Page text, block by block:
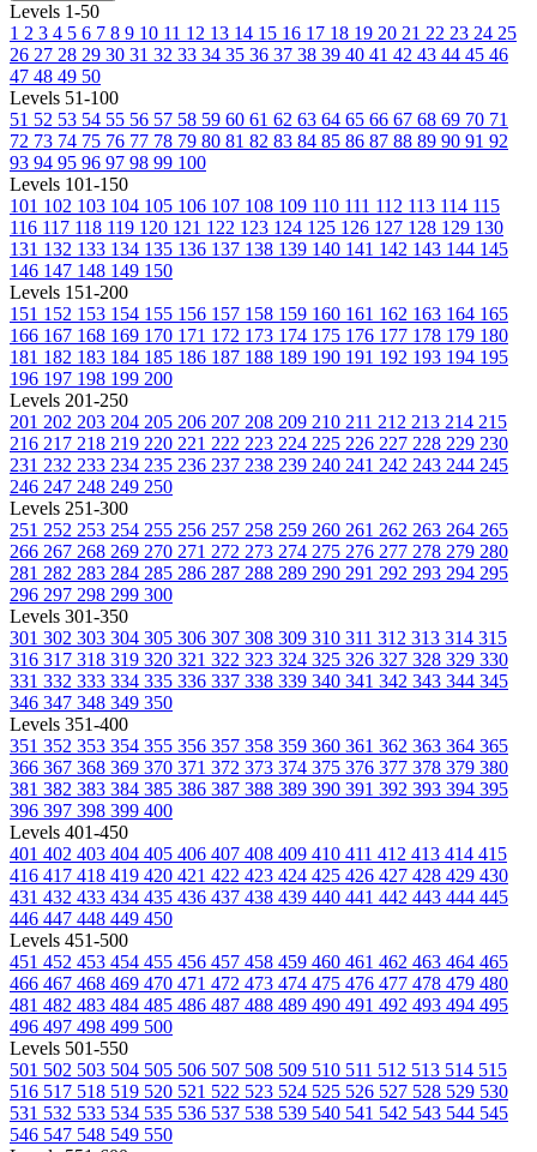
Levels 1-50
1 2 3 4 5 6 7 8 9 10 11 12 13 14 15 16 17 18 19 20 21 22 23 24 25
26 27 28 29 30 31 32 33 34 35 36 37 38 39 40 41 42 43 44 45 46
47 48 49 50
Levels 51-100
51 52 53 54 55 56 57 58 59 60 61 62 63 64 65 66 67 68 69 70 71
72 73 74 75 76 77 78 79 80 81 82 83 84 85 86 87 88 89 90 91 92
93 94 95 96 97 98 99 100
Levels 101-150
101 102 103 104 105 106 107 108 109 110 111 112 113 114 115
116 117 118 119 120 121 122 123 124 125 126 127 128 129 130
131 132 133 134 135 136 137 138 139 140 141 142 143 144 145
146 147 148 149 150
Levels 151-200
151 152 153 154 155 156 157 158 159 160 161 162 163 164 165
166 167 168 169 170 171 172 173 174 175 176 177 178 179 180
181 182 183 184 185 186 187 188 189 190 191 192 193 194 195
196 197 198 199 200
Levels 201-250
201 202 203 204 205 206 207 208 209 210 211 212 213 214 215
216 217 218 219 220 221 222 223 224 225 226 227 228 229 230
231 232 233 234 235 236 237 238 239 240 241 242 243 244 245
246 247 248 249 250
Levels 251-300
251 252 253 254 255 256 257 258 259 260 261 262 263 264 265
266 267 268 269 270 271 272 273 274 275 276 277 278 279 280
281 282 283 284 285 286 287 288 289 290 291 292 293 294 295
296 297 298 299 300
Levels 301-350
301 302 303 304 305 306 307 308 309 310 311 312 313 314 315
316 317 318 319 320 321 322 323 324 325 326 327 328 329 330
331 332 333 334 335 336 337 338 339 340 341 342 343 344 345
346 347 348 349 350
Levels 351-400
351 352 353 354 355 356 357 358 359 360 361 362 363 364 365
366 367 368 369 370 371 372 373 374 375 376 377 378 379 380
381 382 383 384 385 386 387 388 389 390 391 392 393 394 395
396 397 398 399 400
Levels 401-450
401 402 403 404 405 406 407 408 409 410 411 412 413 414 415
416 417 418 419 420 421 422 423 424 425 426 427 428 429 430
431 432 433 434 435 436 437 438 439 440 441 442 443 444 445
446 447 448 449 450
Levels 451-500
451 452 453 454 455 456 457 458 459 460 461 462 463 464 465
466 467 468 469 470 471 472 473 474 475 476 477 478 479 480
481 482 483 484 485 486 487 488 489 490 491 492 493 494 495
496 497 498 499 500
Levels 501-550
501 502 503 504 505 506 507 508 509 510 511 512 513 514 515
516 517 518 519 520 521 522 523 524 525 526 527 528 529 530
531 532 533 534 535 536 537 538 539 540 541 542 543 544 545
546 547 548 549 550